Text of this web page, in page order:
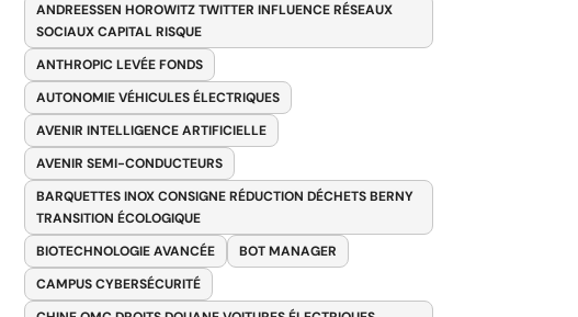
ANDREESSEN HOROWITZ TWITTER INFLUENCE RÉSEAUX
SOCIAUX CAPITAL RISQUE
ANTHROPIC LEVÉE FONDS
AUTONOMIE VÉHICULES ÉLECTRIQUES
AVENIR INTELLIGENCE ARTIFICIELLE
AVENIR SEMI-CONDUCTEURS
BARQUETTES INOX CONSIGNE RÉDUCTION DÉCHETS BERNY
TRANSITION ÉCOLOGIQUE
BIOTECHNOLOGIE AVANCÉE
BOT MANAGER
CAMPUS CYBERSÉCURITÉ